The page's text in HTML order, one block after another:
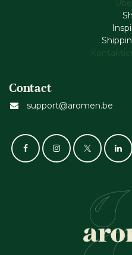
Contact
support@aromen.be